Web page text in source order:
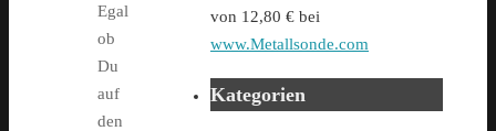
Egal
ob
Du
auf
den
von 12,80 € bei
www.Metallsonde.com
Kategorien